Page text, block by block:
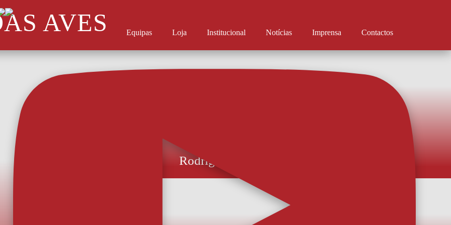
AVES Equipas Loja Institucional Notícias Imprensa Contactos
Rodrigo Pinho é reforço
O experiente avançado chega do Estrela da Amadora e assina até 2027. Rodrigo Pinho é
reforço do AFS. O avançado brasileiro assinou por uma temporada e já se apresentou na Vila
das Aves, ficando de imediato à disposição de Sérgio Fonseca. Aos 35 anos, o experiente